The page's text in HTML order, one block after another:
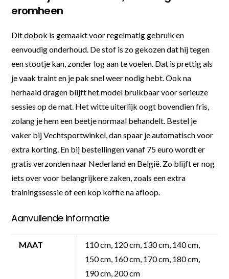
eromheen
Dit dobok is gemaakt voor regelmatig gebruik en
eenvoudig onderhoud. De stof is zo gekozen dat hij tegen
een stootje kan, zonder log aan te voelen. Dat is prettig als
je vaak traint en je pak snel weer nodig hebt. Ook na
herhaald dragen blijft het model bruikbaar voor serieuze
sessies op de mat. Het witte uiterlijk oogt bovendien fris,
zolang je hem een beetje normaal behandelt. Bestel je
vaker bij Vechtsportwinkel, dan spaar je automatisch voor
extra korting. En bij bestellingen vanaf 75 euro wordt er
gratis verzonden naar Nederland en België. Zo blijft er nog
iets over voor belangrijkere zaken, zoals een extra
trainingssessie of een kop koffie na afloop.
Aanvullende informatie
MAAT
110 cm, 120 cm, 130 cm, 140 cm,
150 cm, 160 cm, 170 cm, 180 cm,
190 cm, 200 cm